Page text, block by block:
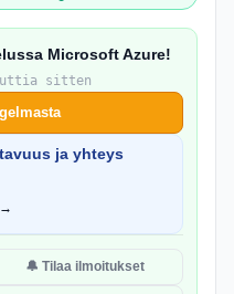
Microsoft Azure!
sitten
ja yhteys
🔔 Tilaa ilmoitukset